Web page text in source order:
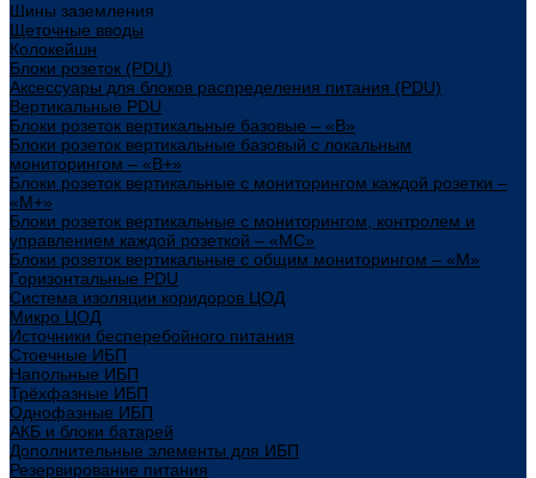
Шины заземления
Щеточные вводы
Колокейшн
Блоки розеток (PDU)
Аксессуары для блоков распределения питания (PDU)
Вертикальные PDU
Блоки розеток вертикальные базовые – «В»
Блоки розеток вертикальные базовый с локальным
мониторингом – «В+»
Блоки розеток вертикальные с мониторингом каждой розетки –
«М+»
Блоки розеток вертикальные с мониторингом, контролем и
управлением каждой розеткой – «МС»
Блоки розеток вертикальные с общим мониторингом – «М»
Горизонтальные PDU
Система изоляции коридоров ЦОД
Микро ЦОД
Источники бесперебойного питания
Стоечные ИБП
Напольные ИБП
Трёхфазные ИБП
Однофазные ИБП
АКБ и блоки батарей
Дополнительные элементы для ИБП
Резервирование питания